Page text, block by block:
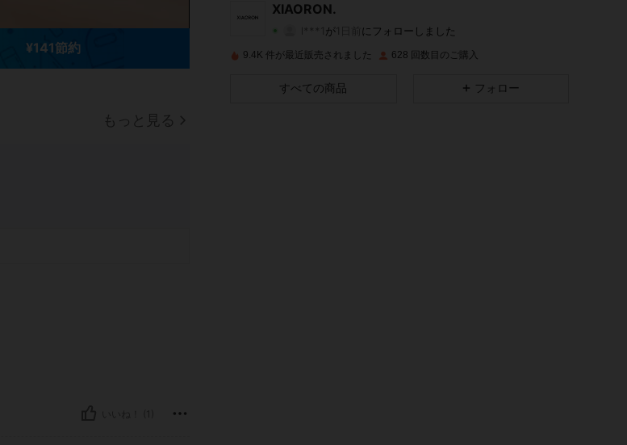
¥141節約
もっと見る
XIAORON.
4.83 31 商品 227 フォロワー
9.4K 件が最近販売されました 628 回数目のご購入
すべての商品 フォロー